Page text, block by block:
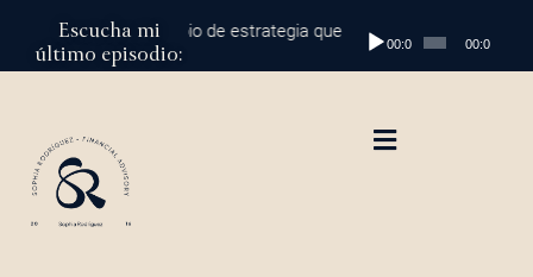
Escucha mi
último episodio:
millón: el cambio de estrategia que marca la diferencia
Reproductor
00:00 00:00